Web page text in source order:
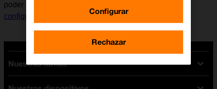
poder actualizar el software del móvil, es necesario
configurar el móvil para internet.
Nuestras tarifas
Configurar
Rechazar